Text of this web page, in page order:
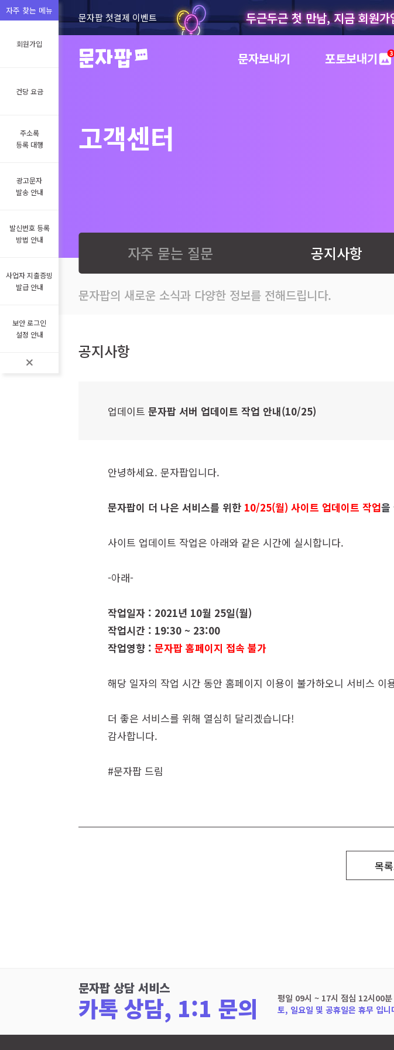
문자팝 첫결제 이벤트 두근두근 첫 만남, 지금 회원
문자보내기 포토보내기
자주 찾는 메뉴
회원가입
건당 요금
주소록
등록 대행
광고문자
발송 안내
발신번호 등록
방법 안내
사업자 지출증빙
발급 안내
보안 로그인
설정 안내
고객센터
자주 묻는 질문 공지사항
문자팝의 새로운 소식과 다양한 정보를 전해드립니다.
공지사항
업데이트 문자팝 서버 업데이트 작업 안내(10/25)
안녕하세요. 문자팝입니다.
문자팝이 더 나은 서비스를 위한 10/25(월) 사이트 업데이트작업을
사이트 업데이트 작업은 아래와 같은 시간에 실시합니다.
-아래-
작업일자 : 2021년 10월 25일(월)
작업시간 : 19:30 ~ 23:00
작업영향 :문자팝 홈페이지 접속 불가
해당 일자의 작업 시간 동안 홈페이지 이용이 불가하오니 서비스 이
더 좋은 서비스를 위해 열심히 달리겠습니다!
감사합니다.
#문자팝 드림
목
문자팝 상담 서비스
카톡 상담, 1:1 문의
평일 09시 ~ 17시 점심 12시00
토, 일요일 및 공휴일은 휴무 입니